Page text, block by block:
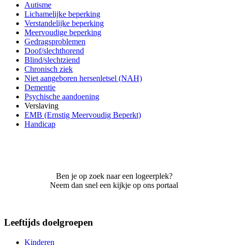
Autisme
Lichamelijke beperking
Verstandelijke beperking
Meervoudige beperking
Gedragsproblemen
Doof/slechthorend
Blind/slechtziend
Chronisch ziek
Niet aangeboren hersenletsel (NAH)
Dementie
Psychische aandoening
Verslaving
EMB (Ernstig Meervoudig Beperkt)
Handicap
Ben je op zoek naar een logeerplek?
Neem dan snel een kijkje op ons portaal
Leeftijds doelgroepen
Kinderen